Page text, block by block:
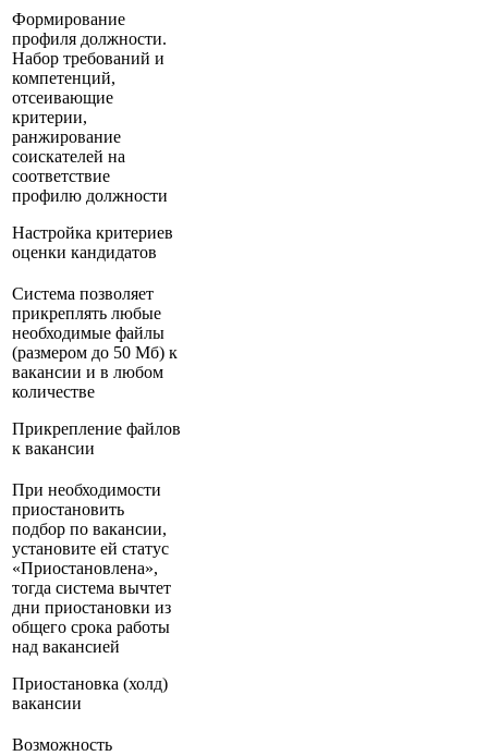
Формирование
профиля должности.
Набор требований и
компетенций,
отсеивающие
критерии,
ранжирование
соискателей на
соответствие
профилю должности
Настройка критериев
оценки кандидатов
Система позволяет
прикреплять любые
необходимые файлы
(размером до 50 Мб) к
вакансии и в любом
количестве
Прикрепление файлов
к вакансии
При необходимости
приостановить
подбор по вакансии,
установите ей статус
«Приостановлена»,
тогда система вычтет
дни приостановки из
общего срока работы
над вакансией
Приостановка (холд)
вакансии
Возможность